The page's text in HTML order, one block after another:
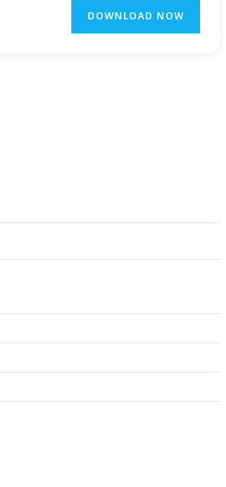
DOWNLOAD NOW